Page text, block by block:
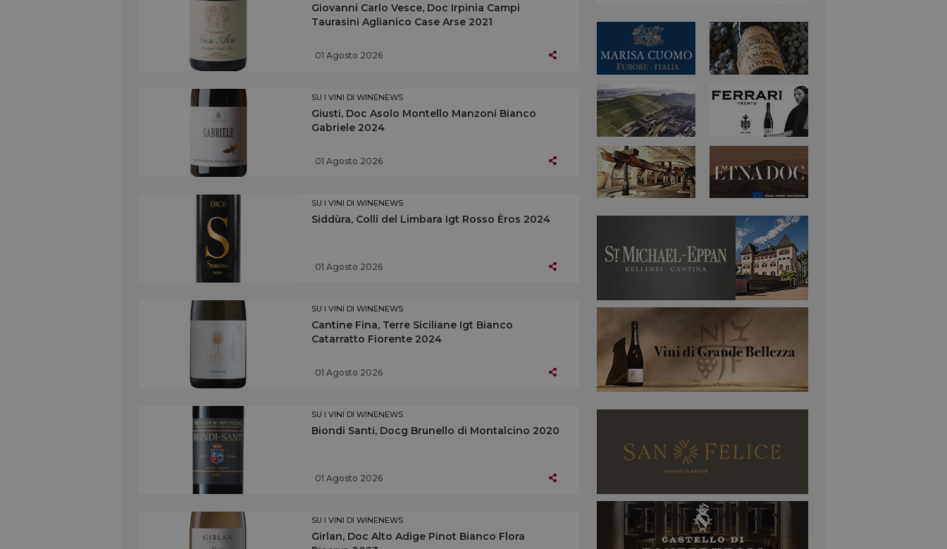
Giovanni Carlo Vesce, Doc Irpinia Campi
Taurasini Aglianico Case Arse 2021
01 Agosto 2026
SU I VINI DI WINENEWS
Giusti, Doc Asolo Montello Manzoni Bianco
Gabriele 2024
01 Agosto 2026
SU I VINI DI WINENEWS
Siddùra, Colli del Limbara Igt Rosso Èros 2024
01 Agosto 2026
SU I VINI DI WINENEWS
Cantine Fina, Terre Siciliane Igt Bianco
Catarratto Fiorente 2024
01 Agosto 2026
SU I VINI DI WINENEWS
Biondi Santi, Docg Brunello di Montalcino 2020
01 Agosto 2026
SU I VINI DI WINENEWS
Girlan, Doc Alto Adige Pinot Bianco Flora